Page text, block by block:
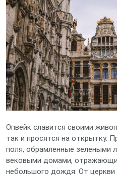
Опвейк славится своими
так и просятся на открытку.
поля, обрамленные зелеными
вековыми домами,
небольшого дождя. От церкви